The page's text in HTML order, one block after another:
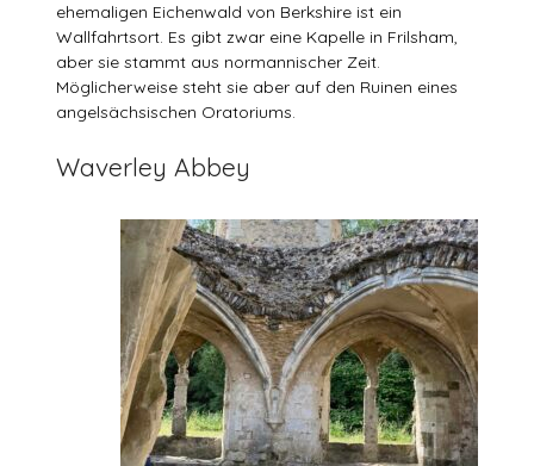
ehemaligen Eichenwald von Berkshire ist ein
Wallfahrtsort. Es gibt zwar eine Kapelle in Frilsham,
aber sie stammt aus normannischer Zeit.
Möglicherweise steht sie aber auf den Ruinen eines
angelsächsischen Oratoriums.
Waverley Abbey